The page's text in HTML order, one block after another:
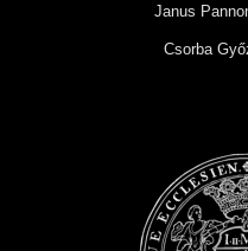
Janus
Csorba